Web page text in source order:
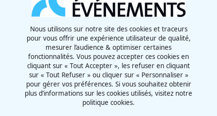
Rue de la Grange aux Bois
57070 - Metz
France
Newsletter
Nous utilisons sur notre site des cookies et traceurs
pour vous offrir une expérience utilisateur de qualité,
mesurer l’audience & optimiser certaines
fonctionnalités. Vous pouvez accepter ces cookies en
cliquant sur « Tout Accepter », les refuser en cliquant
sur « Tout Refuser » ou cliquer sur « Personnaliser »
pour gérer vos préférences. Si vous souhaitez obtenir
plus d’informations sur les cookies utilisés, visitez notre
politique cookies.